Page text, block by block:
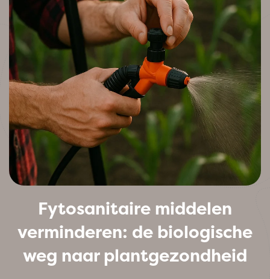
Fytosanitaire middelen
verminderen: de biologische
weg naar plantgezondheid